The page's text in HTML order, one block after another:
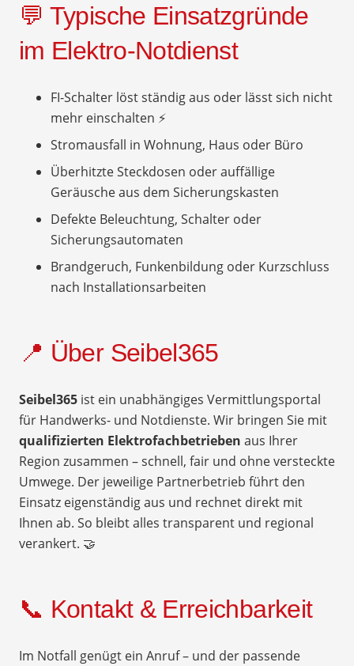
💬 Typische Einsatzgründe
im Elektro-Notdienst
FI-Schalter löst ständig aus oder lässt sich nicht
mehr einschalten ⚡
Stromausfall in Wohnung, Haus oder Büro
Überhitzte Steckdosen oder auffällige
Geräusche aus dem Sicherungskasten
Defekte Beleuchtung, Schalter oder
Sicherungsautomaten
Brandgeruch, Funkenbildung oder Kurzschluss
nach Installationsarbeiten
📍 Über Seibel365
Seibel365 ist ein unabhängiges Vermittlungsportal
für Handwerks- und Notdienste. Wir bringen Sie mit
qualifizierten Elektrofachbetrieben aus Ihrer
Region zusammen – schnell, fair und ohne versteckte
Umwege. Der jeweilige Partnerbetrieb führt den
Einsatz eigenständig aus und rechnet direkt mit
Ihnen ab. So bleibt alles transparent und regional
verankert. 🤝
📞 Kontakt & Erreichbarkeit
Im Notfall genügt ein Anruf – und der passende